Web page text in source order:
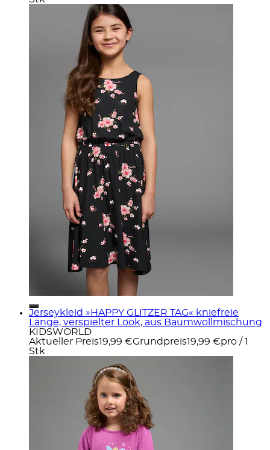
Jerseykleid »HAPPY GLITZER TAG« kniefreie
Länge, verspielter Look, aus Baumwollmischung
KIDSWORLD
Aktueller Preis19,99 €Grundpreis19,99 €pro / 1
Stk